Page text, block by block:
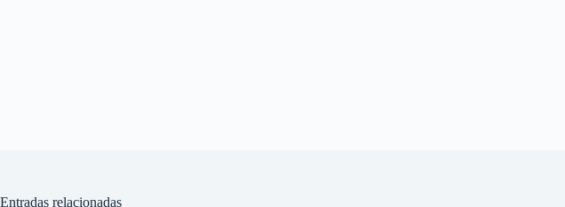
Entradas relacionadas